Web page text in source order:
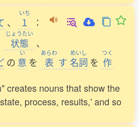
、
いち
１
：
じょうたい
状態 、
の
い
意 を
あらわ
表 す
めいし
名詞 を
つく
作
creates nouns that show the
process, results,' and so